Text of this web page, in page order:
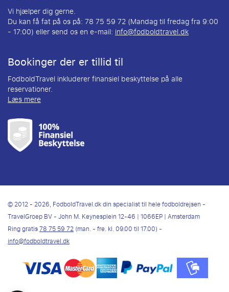
Vi hjælper dig gerne.
Du kan få fat på os på: 78 75 59 72 (Mandag til fredag fra 9:00
- 17:00) eller send os en e-mail: info@fodboldtravel.dk
Bookinger der er tillid til
FodboldTravel inkluderer finansiel beskyttelse på alle
reservationer.
Læs mere
© 2012 - 2026, FodboldTravel.dk din specialist til hele fodboldrejsen -
TravelGroep BV - John M. Keynesplein 12-46 | 1066EP | Amsterdam
Ring gratis78 75 59 72(man. - fre. kl. 09.00 til 17.00) -
info@fodboldtravel.dk